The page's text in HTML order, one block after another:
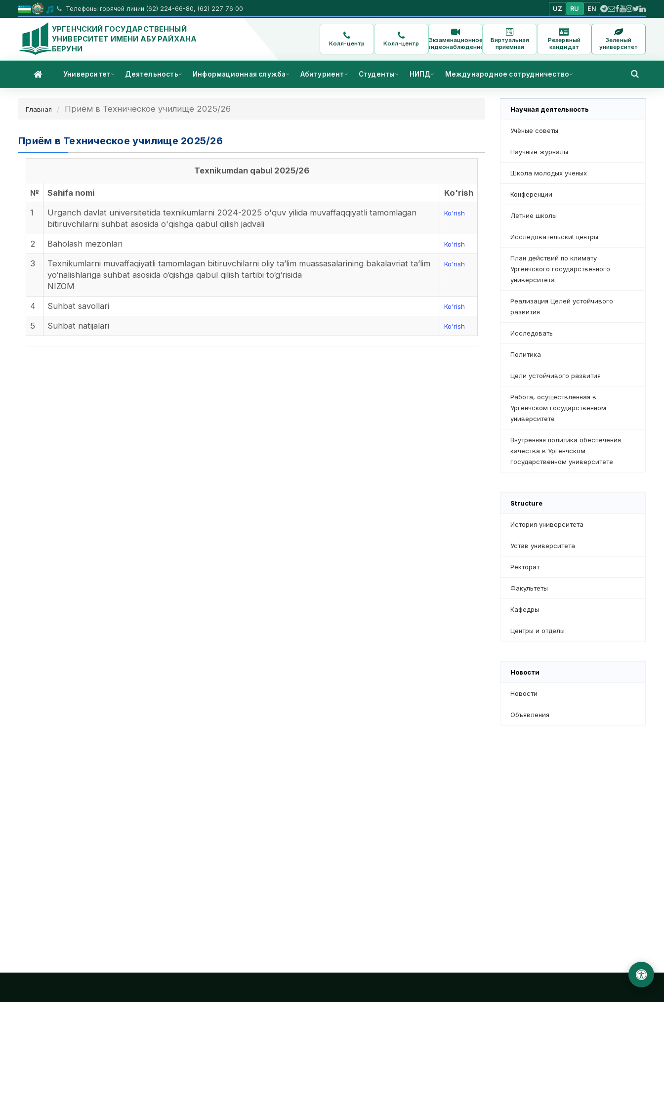
Телефоны горячей линии (62) 224-66-80, (62) 227 76 00 UZ RU EN
УРГЕНЧСКИЙ ГОСУДАРСТВЕННЫЙ
УНИВЕРСИТЕТ ИМЕНИ АБУ РАЙХАНА
БЕРУНИ
Колл-центр Колл-центр
Экзаменационное
видеонаблюдение
Виртуальная
приемная
Резервный
кандидат
Зеленый
университет
Университет Деятельность Информационная служба Абитуриент Студенты НИПД Международное сотрудничество
Главная Приём в Техническое училище 2025/26
Приём в Техническое училище 2025/26
Texnikumdan qabul 2025/26
№ Sahifa nomi
Ko'rish
1
Urganch davlat universitetida texnikumlarni 2024-2025 o'quv yilida muvaffaqqiyatli tamomlagan
bitiruvchilarni suhbat asosida o'qishga qabul qilish jadvali
Ko'rish
2 Baholash mezonlari Ko'rish
3
Texnikumlarni muvaffaqiyatli tamomlagan bitiruvchilarni oliy ta’lim muassasalarining bakalavriat ta’lim
yo‘nalishlariga suhbat asosida o‘qishga qabul qilish tartibi to‘g‘risida
NIZOM
Ko'rish
4 Suhbat savollari Ko'rish
5 Suhbat natijalari Ko'rish
Научная деятельность
Учёные советы
Научные журналы
Школа молодых ученых
Конференции
Летние школы
Исследовательскиt центры
План действий по климату
Ургенчского государственного
университета
Реализация Целей устойчивого
развития
Исследовать
Политика
Цели устойчивого развития
Работа, осуществленная в
Ургенчском государственном
университете
Внутренняя политика обеспечения
качества в Ургенчском
государственном университете
Structure
История университета
Устав университета
Ректорат
Факультеты
Кафедры
Центры и отделы
Новости
Новости
Объявления